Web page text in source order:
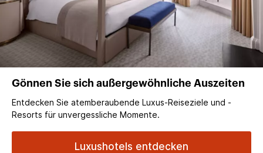
Gönnen Sie sich außergewöhnliche Auszeiten
Entdecken Sie atemberaubende Luxus-Reiseziele und -
Resorts für unvergessliche Momente.
Luxushotels entdecken